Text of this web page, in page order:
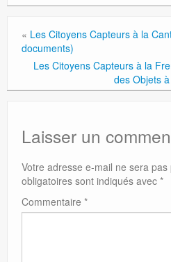
« Les Citoyens Capteurs à la
documents)
Les Citoyens Capteurs à la
des Objets
Laisser un
Votre adresse e-mail ne sera pas
obligatoires sont indiqués avec *
Commentaire *